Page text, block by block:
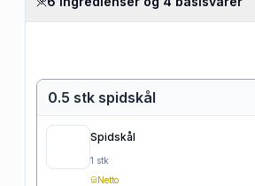
0.5 stk spidskål
Spidskål
1 stk
Netto